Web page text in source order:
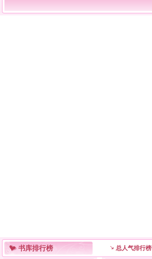
书库排行榜 总人气排行榜